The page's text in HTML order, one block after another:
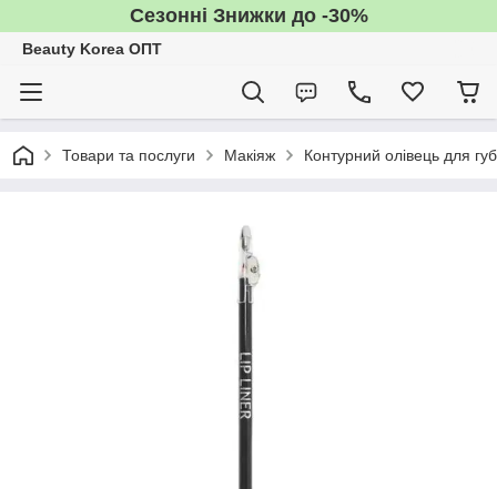
Сезонні Знижки до -30%
Beauty Korea ОПТ
Товари та послуги Макіяж Контурний олівець для губ